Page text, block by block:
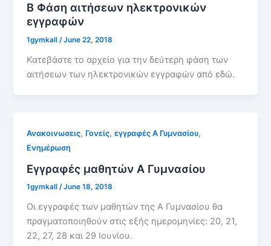
Β Φάση αιτήσεων ηλεκτρονικών
εγγραφών
1gymkall/June 22, 2018
Κατεβάστε το αρχείο για την δεύτερη φάση των
αιτήσεων των ηλεκτρονικών εγγραφών από εδώ.
Ανακοινωσεις, Γονείς,εγγραφές Α Γυμνασίου,
Ενημέρωση
Εγγραφές μαθητών Α Γυμνασίου
1gymkall/June 18, 2018
Οι εγγραφές των μαθητών της Α Γυμνασίου θα
πραγματοποιηθούν στις εξής ημερομηνίες: 20, 21,
22, 27, 28 και 29 Ιουνίου.